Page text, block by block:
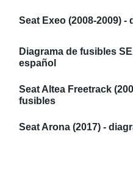
Seat Exeo (2008-2009)
Diagrama de fusibles
español
Seat Altea Freetrack
fusibles
Seat Arona (2017) -